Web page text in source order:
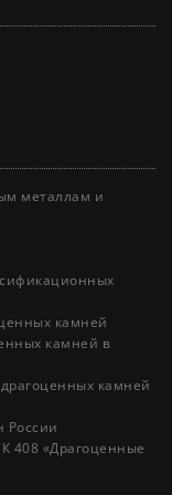
металлам и
камней
камней в
камней
России
408 «Драгоценные